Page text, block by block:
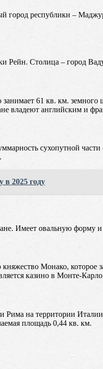
город республики –
Рейн. Столица – город
61 кв. км. земного
владеют английским и
сухопутной
в 2025 году
Имеет овальную форму
Монако,
казино в Монте-
Рима на территории
площадь 0,44 кв. км.